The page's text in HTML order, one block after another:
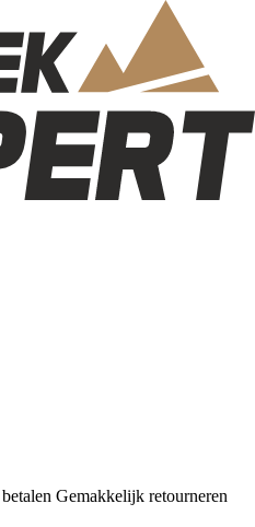
Gemakkelijk retourneren